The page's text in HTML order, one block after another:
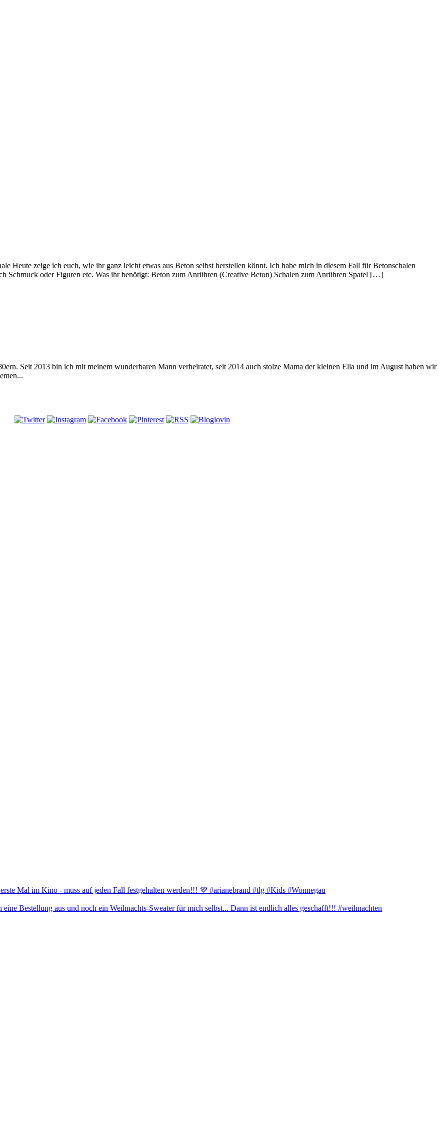
Heute zeige ich euch, wie ihr ganz leicht etwas aus Beton selbst herstellen könnt. Ich habe mich in diesem Fall für Betonschalen
Schmuck oder Figuren etc. Was ihr benötigt: Beton zum Anrühren (Creative Beton) Schalen zum Anrühren Spatel […]
Seit 2013 bin ich mit meinem wunderbaren Mann verheiratet, seit 2014 auch stolze Mama der kleinen Ella und im August haben wir